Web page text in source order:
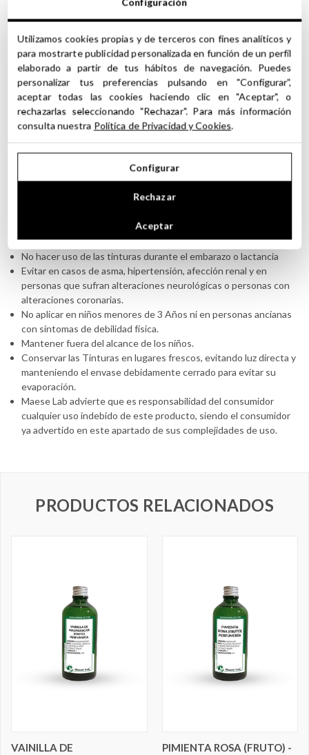
Precauciones y recomendaciones de uso de
las Tinturas o Extractos Hidro-Alcohólicos
No apto para uso interno. No apto para alimento.
Debido a su alta calidad, concentración y complejidad de uso,
todos los productos de esta categoría, deben ser destinados al
uso profesional de cosmética y perfumería.
No exponerse inmediatamente a la luz solar, luego de aplicar
No utilizar sobre pieles sensibles. Ante cualquier posible
irritación o reacción consultar inmediatamente a su médico.
No hacer uso de las tinturas durante el embarazo o lactancia
Evitar en casos de asma, hipertensión, afección renal y en
personas que sufran alteraciones neurológicas o personas con
alteraciones coronarias.
No aplicar en niños menores de 3 Años ni en personas ancianas
con síntomas de debilidad física.
Mantener fuera del alcance de los niños.
Conservar las Tinturas en lugares frescos, evitando luz directa y
manteniendo el envase debidamente cerrado para evitar su
evaporación.
Maese Lab advierte que es responsabilidad del consumidor
cualquier uso indebido de este producto, siendo el consumidor
ya advertido en este apartado de sus complejidades de uso.
PRODUCTOS RELACIONADOS
VAINILLA DE
PIMIENTA ROSA (FRUTO) -
Utilizamos cookies propias y de terceros con fines analíticos y
para mostrarte publicidad personalizada en función de un perfil
elaborado a partir de tus hábitos de navegación. Puedes
personalizar tus preferencias pulsando en "Configurar",
aceptar todas las cookies haciendo clic en "Aceptar", o
rechazarlas seleccionando "Rechazar". Para más información
consulta nuestra Política de Privacidad y Cookies.
Configurar
Rechazar
Aceptar